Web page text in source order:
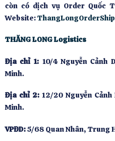
còn có dịch vụ Order Quốc
Website:
THĂNG LONG Logistics
Địa chỉ 1:10/4 Nguyễn Cảnh
Minh.
Địa chỉ 2:12/20 Nguyễn Cảnh
Minh.
VPĐD:5/68 Quan Nhân, Trung